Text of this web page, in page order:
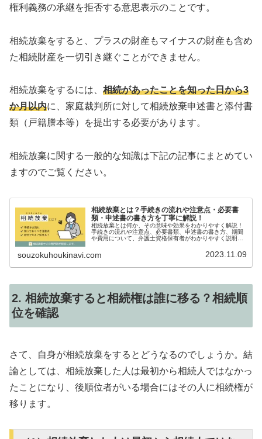
権利義務の承継を拒否する意思表示のことです。
相続放棄をすると、プラスの財産もマイナスの財産も含め
た相続財産を一切引き継ぐことができません。
相続放棄をするには、 相続があったことを知った日から3
か月以内に、家庭裁判所に対して相続放棄申述書と添付書
類（戸籍謄本等）を提出する必要があります。
相続放棄に関する一般的な知識は下記の記事にまとめてい
ますのでご覧ください。
相続放棄とは？手続きの流れや注意点・必要書
類・申述書の書き方を丁寧に解説！
相続放棄とは何か、その意味や効果をわかりやすく解説！
手続きの流れや注意点、必要書類、申述書の書き方、期間
や費用について、弁護士資格保有者がわかりやすく説明し
souzokuhoukinavi.com 2023.11.09
2. 相続放棄すると相続権は誰に移る？相続順
位を確認
さて、自身が相続放棄をするとどうなるのでしょうか。結
論としては、相続放棄した人は最初から相続人ではなかっ
たことになり、後順位者がいる場合にはその人に相続権が
移ります。